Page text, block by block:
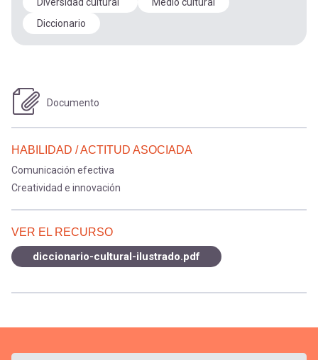
Diccionario
Documento
HABILIDAD / ACTITUD ASOCIADA
Comunicación efectiva
Creatividad e innovación
VER EL RECURSO
diccionario-cultural-ilustrado.pdf